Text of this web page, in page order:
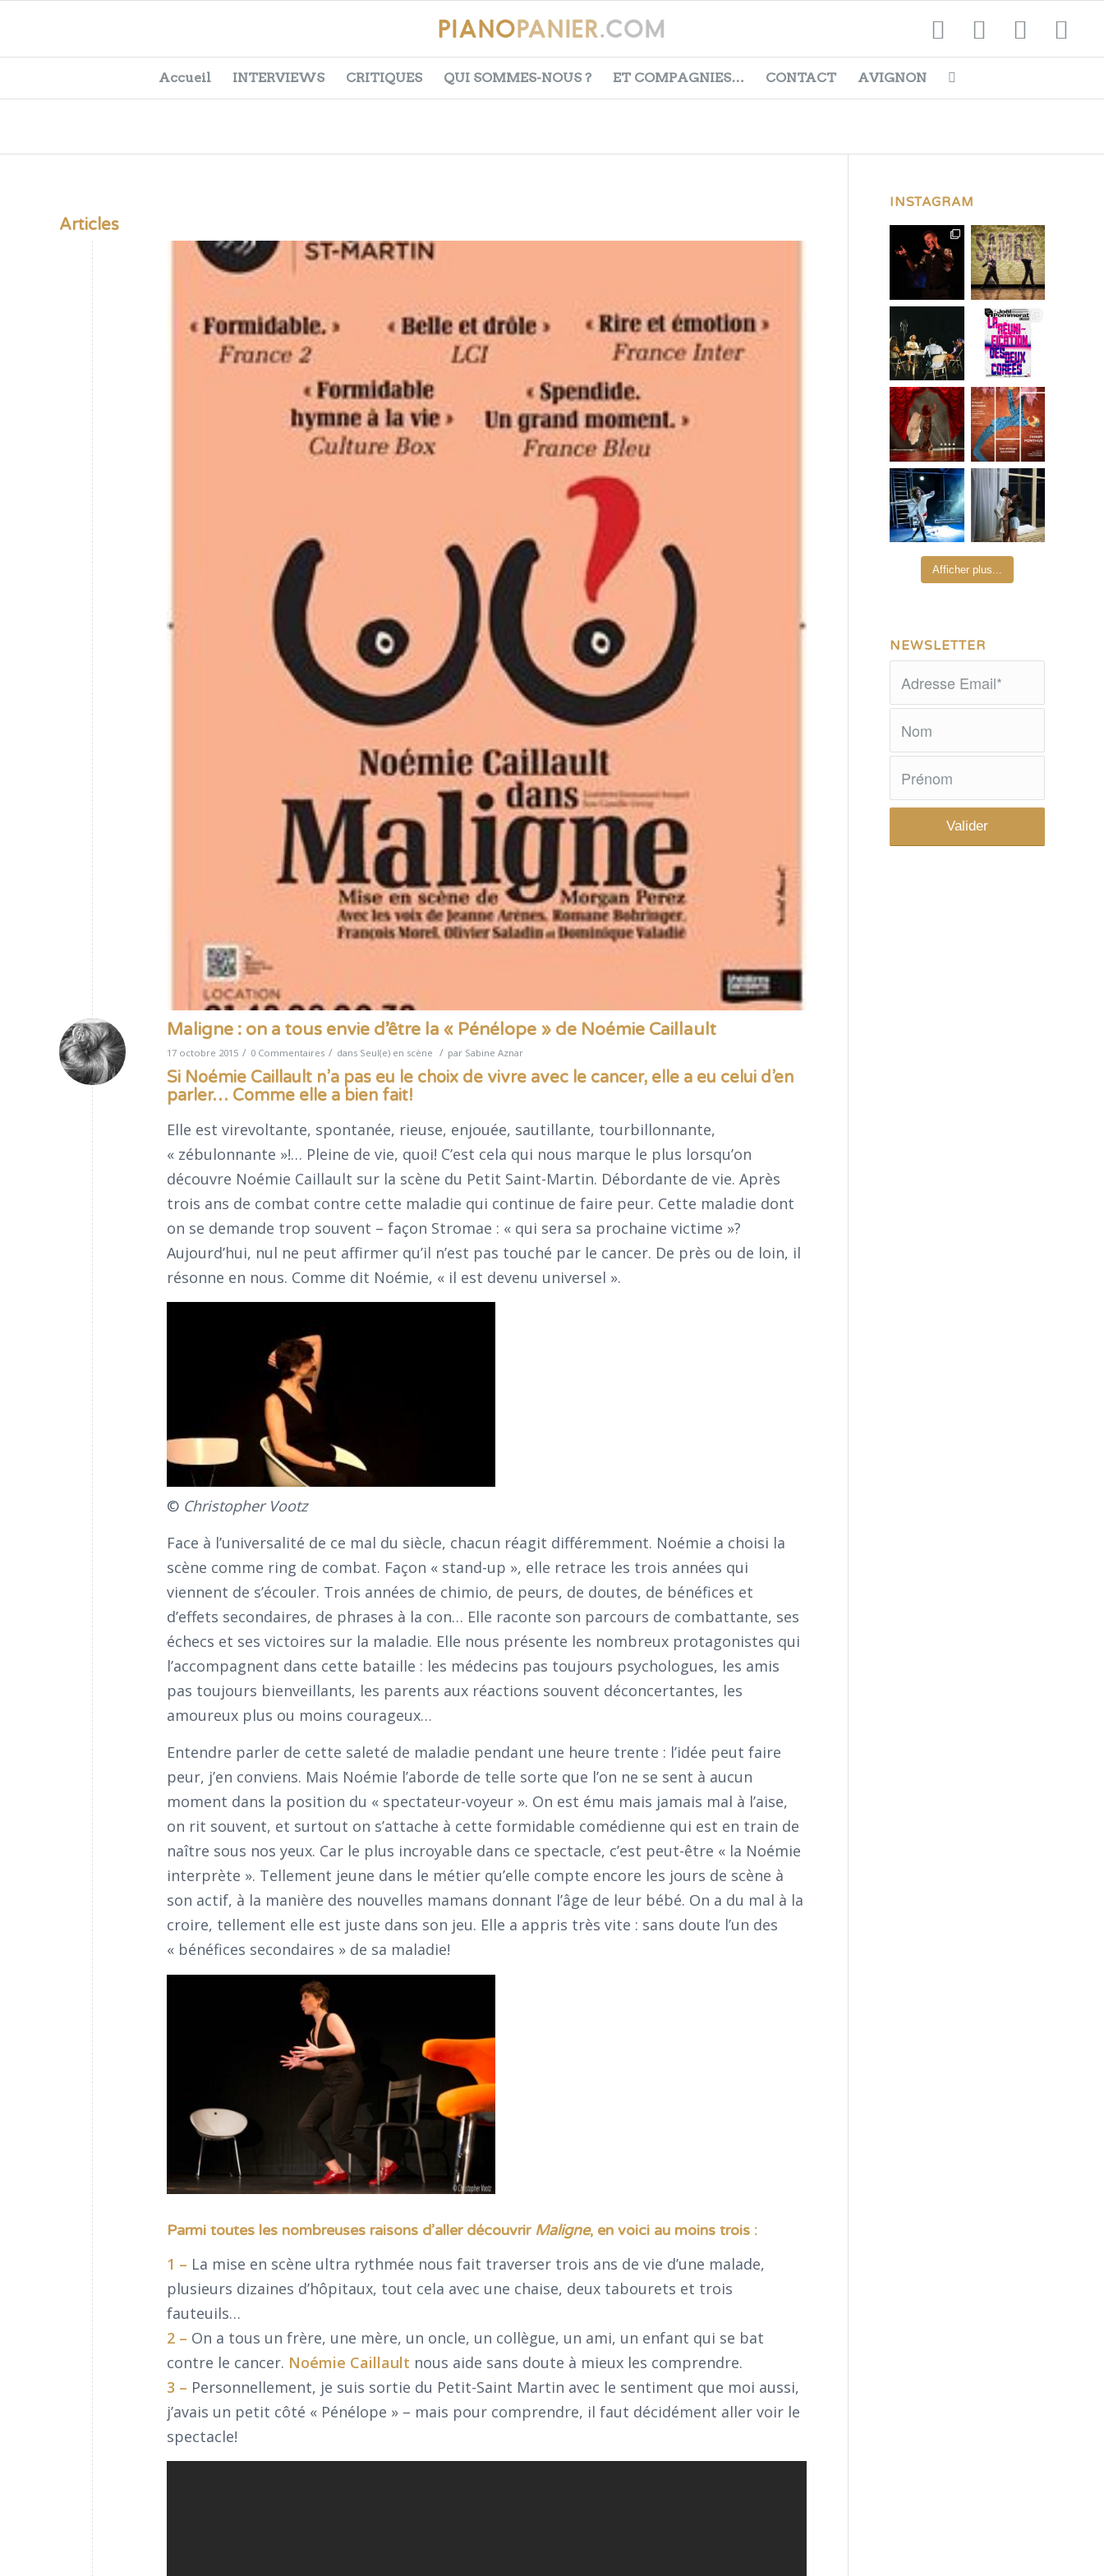
Accueil INTERVIEWS CRITIQUES QUI SOMMES-NOUS ? ET COMPAGNIES… CONTACT AVIGNON
Articles
Maligne : on a tous envie d’être la « Pénélope » de Noémie Caillault
17 octobre 2015 / 0 Commentaires / dans Seul(e) en scène / par Sabine Aznar
Si Noémie Caillault n’a pas eu le choix de vivre avec le cancer, elle a eu celui d’en
parler… Comme elle a bien fait!
Elle est virevoltante, spontanée, rieuse, enjouée, sautillante, tourbillonnante,
« zébulonnante »!… Pleine de vie, quoi! C’est cela qui nous marque le plus lorsqu’on
découvre Noémie Caillault sur la scène du Petit Saint-Martin. Débordante de vie. Après
trois ans de combat contre cette maladie qui continue de faire peur. Cette maladie dont
on se demande trop souvent – façon Stromae : « qui sera sa prochaine victime »?
Aujourd’hui, nul ne peut affirmer qu’il n’est pas touché par le cancer. De près ou de loin, il
résonne en nous. Comme dit Noémie, « il est devenu universel ».
© Christopher Vootz
Face à l’universalité de ce mal du siècle, chacun réagit différemment. Noémie a choisi la
scène comme ring de combat. Façon « stand-up », elle retrace les trois années qui
viennent de s’écouler. Trois années de chimio, de peurs, de doutes, de bénéfices et
d’effets secondaires, de phrases à la con… Elle raconte son parcours de combattante, ses
échecs et ses victoires sur la maladie. Elle nous présente les nombreux protagonistes qui
l’accompagnent dans cette bataille : les médecins pas toujours psychologues, les amis
pas toujours bienveillants, les parents aux réactions souvent déconcertantes, les
amoureux plus ou moins courageux…
Entendre parler de cette saleté de maladie pendant une heure trente : l’idée peut faire
peur, j’en conviens. Mais Noémie l’aborde de telle sorte que l’on ne se sent à aucun
moment dans la position du « spectateur-voyeur ». On est ému mais jamais mal à l’aise,
on rit souvent, et surtout on s’attache à cette formidable comédienne qui est en train de
naître sous nos yeux. Car le plus incroyable dans ce spectacle, c’est peut-être « la Noémie
interprète ». Tellement jeune dans le métier qu’elle compte encore les jours de scène à
son actif, à la manière des nouvelles mamans donnant l’âge de leur bébé. On a du mal à la
croire, tellement elle est juste dans son jeu. Elle a appris très vite : sans doute l’un des
« bénéfices secondaires » de sa maladie!
Parmi toutes les nombreuses raisons d’aller découvrir Maligne, en voici au moins trois :
1 – La mise en scène ultra rythmée nous fait traverser trois ans de vie d’une malade,
plusieurs dizaines d’hôpitaux, tout cela avec une chaise, deux tabourets et trois
fauteuils…
2 – On a tous un frère, une mère, un oncle, un collègue, un ami, un enfant qui se bat
contre le cancer. Noémie Caillault nous aide sans doute à mieux les comprendre.
3 – Personnellement, je suis sortie du Petit-Saint Martin avec le sentiment que moi aussi,
j’avais un petit côté « Pénélope » – mais pour comprendre, il faut décidément aller voir le
spectacle!
INSTAGRAM
Afficher plus...
NEWSLETTER